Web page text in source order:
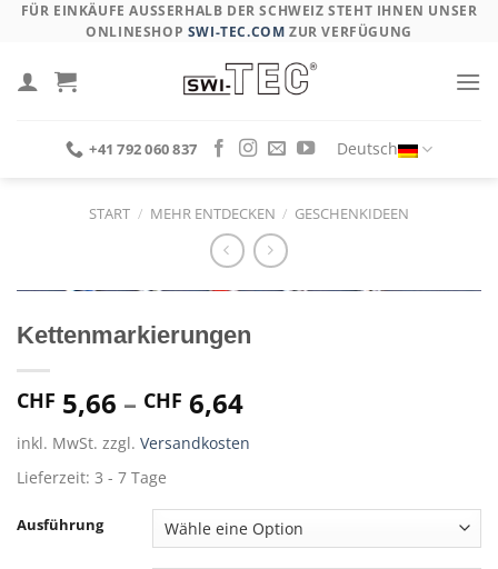
Skip
content
FÜR EINKÄUFE AUSSERHALB DER SCHWEIZ STEHT IHNEN UNSER O
NLINESHOP SWI-TEC.COM ZUR VERFÜGUNG
+41 792 060 837 Deutsch
START / MEHR ENTDECKEN / GESCHENKIDEEN
Kettenmarkierungen
CHF 5,66 – CHF 6,64
inkl. MwSt. zzgl. Versandkosten
Lieferzeit: 3 - 7 Tage
Ausführung